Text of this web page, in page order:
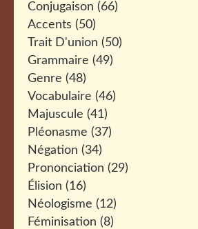
Conjugaison (66)
Accents (50)
Trait D'union (50)
Grammaire (49)
Genre (48)
Vocabulaire (46)
Majuscule (41)
Pléonasme (37)
Négation (34)
Prononciation (29)
Élision (16)
Néologisme (12)
Féminisation (8)